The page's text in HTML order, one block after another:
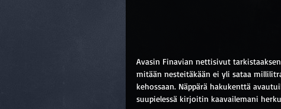
Avasin Finavian nettisivut
mitään nesteitäkään ei yli sataa
kehossaan. Näppärä hakukenttä
suupielessä kirjoitin kaavailemani